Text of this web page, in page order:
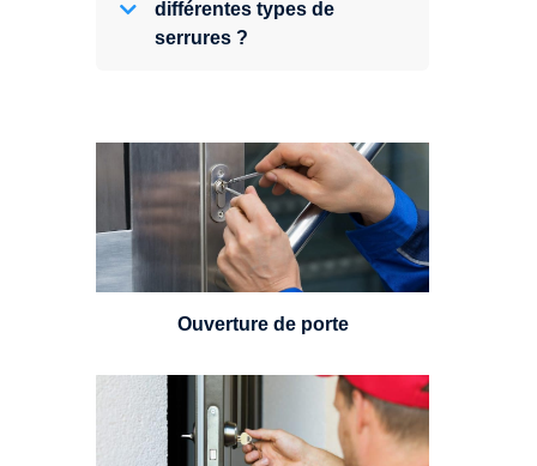
différentes types de
serrures ?
Vous avez perdu vos clés ou la
porte s'est refermée derrière vous
? Un serrurier est disponible
24h/7.
Ouverture de porte
Un serrurier sera en mesure de
choisir et remplacer un cylindre
standard, à 5 leviers ou à 3